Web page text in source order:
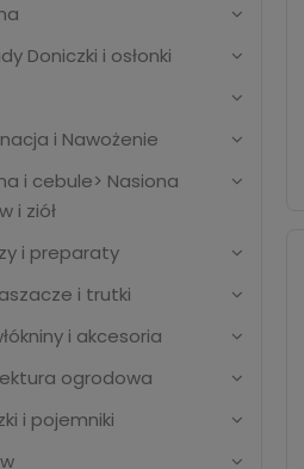
Doniczki i osłonki
i Nawożenie
i cebule> Nasiona
i ziół
i preparaty
i trutki
i akcesoria
ogrodowa
i pojemniki